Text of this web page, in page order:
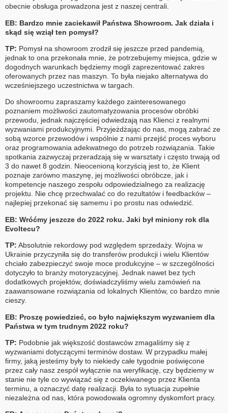
obecnie obsługa prowadzona jest z naszej centrali.
EB: Bardzo mnie zaciekawił Państwa Showroom. Jak działa i
skąd się wziął ten pomysł?
TP: Pomysł na showroom zrodził się jeszcze przed pandemią,
jednak to ona przekonała mnie, że potrzebujemy miejsca, gdzie w
dogodnych warunkach będziemy mogli zaprezentować zakres
oferowanych przez nas maszyn. To była niejako alternatywa do
wcześniejszego uczestnictwa w targach.
Do showroomu zapraszamy każdego zainteresowanego
poznaniem możliwości zautomatyzowania procesów obróbki
przewodu, jednak najczęściej odwiedzają nas Klienci z realnymi
wyzwaniami produkcyjnymi. Przyjeżdżając do nas, mogą zabrać ze
sobą wzorce przewodów i wspólnie z nami przejść proces wyboru
oraz programowania adekwatnego do potrzeb rozwiązania. Takie
spotkania zazwyczaj przeradzają się w warsztaty i często trwają od
3 do nawet 8 godzin. Nieocenioną korzyścią jest to, że Klient
poznaje zarówno maszynę, jej możliwości obróbcze, jak i
kompetencje naszego zespołu odpowiedzialnego za realizację
projektu. Nie chcę przechwalać co do rezultatów i feedbacków –
najlepiej przekonać się samemu i po prostu nas odwiedzić.
EB: Wróćmy jeszcze do 2022 roku. Jaki był miniony rok dla
Evoltecu?
TP: Absolutnie rekordowy pod względem sprzedaży. Wojna w
Ukrainie przyczyniła się do transferów produkcji i wielu Klientów
chciało zabezpieczyć swoje moce produkcyjne – w szczególności
dotyczyło to branży motoryzacyjnej. Jednak nawet bez tych
dodatkowych projektów, doświadczyliśmy wielu zamówień na
zaawansowane rozwiązania od lokalnych Klientów, co bardzo mnie
cieszy.
EB: Proszę powiedzieć, co było największym wyzwaniem dla
Państwa w tym trudnym 2022 roku?
TP: Podobnie jak większość dostawców zmagaliśmy się z
wyzwaniami dotyczącymi terminów dostaw. W przypadku małej
firmy, jaką jesteśmy były to niekiedy całe tygodnie poświęcone
przez cały nasz zespół wyłącznie na weryfikację, czy będziemy w
stanie nie tyle co wywiązać się z oczekiwanego przez Klienta
terminu, a oznaczyć datę realizacji. Była to sytuacja zupełnie
niezależna od nas, która powodowała ogromny dyskomfort pracy.